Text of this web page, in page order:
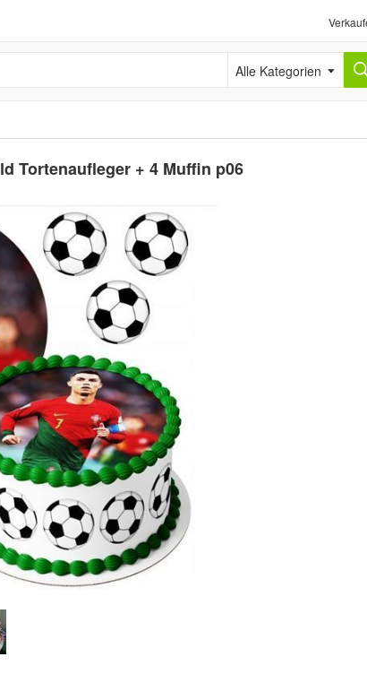
Alle Kategorien
Tortenaufleger + 4 Muffin p06